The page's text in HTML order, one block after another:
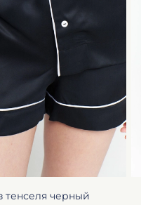
тенселя черный